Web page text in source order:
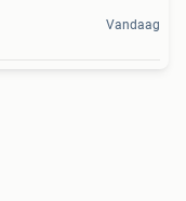
Vandaag